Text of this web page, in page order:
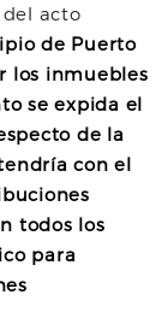
acto
de Puerto
los inmuebles
se expida el
de la
con el
todos los
para